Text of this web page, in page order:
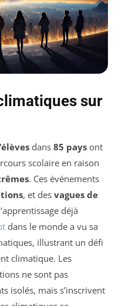
sur
dans 85 pays ont
scolaire en raison
. Ces événements
, et des vagues de
déjà
dans le monde a vu sa
illustrant un défi
climatique. Les
ne sont pas
isolés, mais s’inscrivent